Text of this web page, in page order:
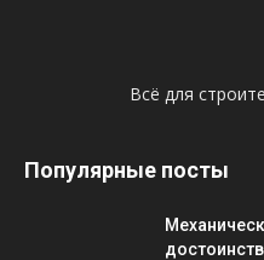
Всё для
Популярные посты